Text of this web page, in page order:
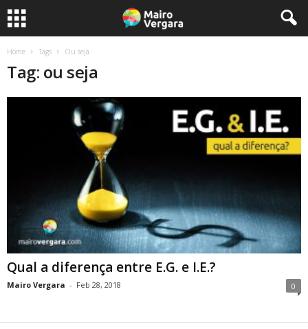
Home Tags Ou seja
Tag: ou seja
Qual a diferença entre E.G. e I.E.?
Mairo Vergara - Feb 28, 2018 0